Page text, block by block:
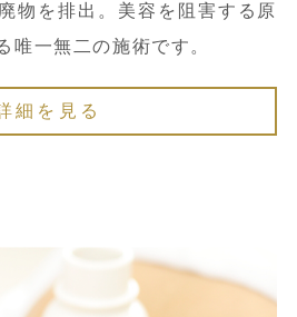
物を排出。美容を阻害する原
唯一無二の施術です。
細を見る